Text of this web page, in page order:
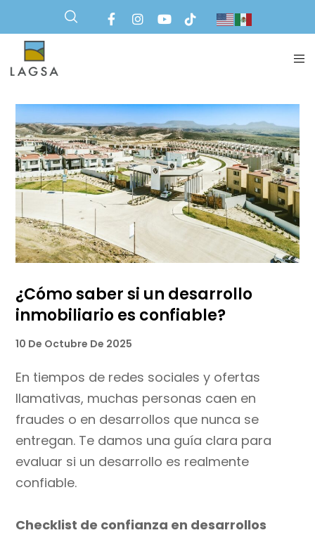
¿Cómo saber si un desarrollo
inmobiliario es confiable?
10 De Octubre De 2025
En tiempos de redes sociales y ofertas
llamativas, muchas personas caen en
fraudes o en desarrollos que nunca se
entregan. Te damos una guía clara para
evaluar si un desarrollo es realmente
confiable.
Checklist de confianza en desarrollos